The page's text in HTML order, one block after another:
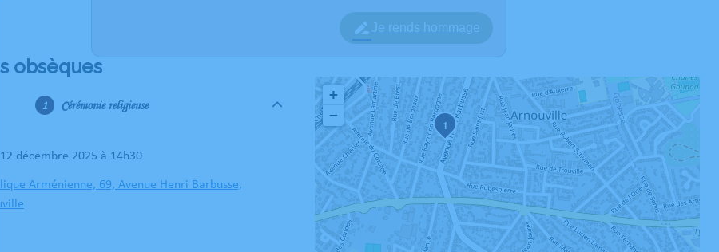
Je rends hommage
obsèques
Cérémonie religieuse
12 décembre 2025 à 14h30
Arménienne, 69, Avenue Henri Barbusse,
1
+
−